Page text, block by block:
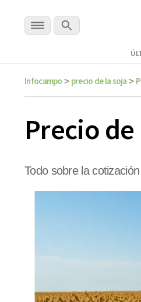
Infocampo > precio de la soja >
Precio
Todo sobre la